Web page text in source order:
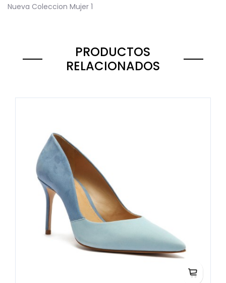
Nueva Coleccion Mujer 1
PRODUCTOS
RELACIONADOS